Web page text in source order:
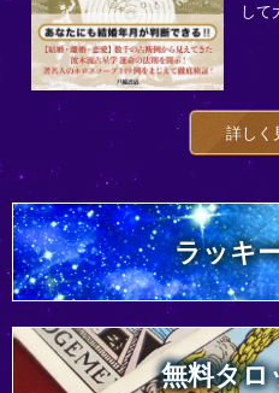
して
詳しく
ラッキ
無料タロ